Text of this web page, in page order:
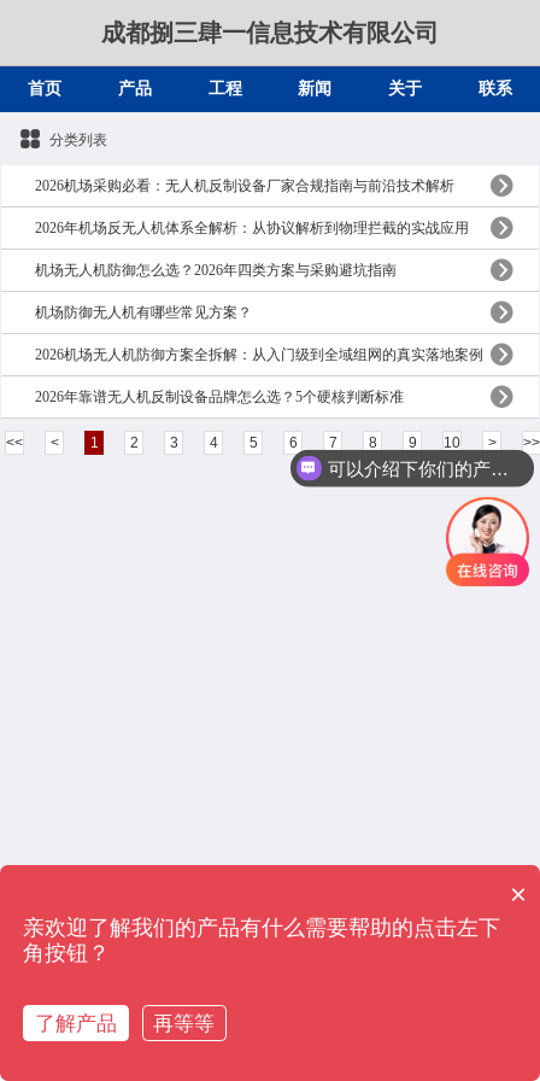
成都捌三肆一信息技术有限公司
首页 产品 工程 新闻 关于 联系
分类列表
2026机场采购必看：无人机反制设备厂家合规指南与前沿技术解析
2026年机场反无人机体系全解析：从协议解析到物理拦截的实战应用
机场无人机防御怎么选？2026年四类方案与采购避坑指南
机场防御无人机有哪些常见方案？
2026机场无人机防御方案全拆解：从入门级到全域组网的真实落地案例
2026年靠谱无人机反制设备品牌怎么选？5个硬核判断标准
<< < 1 2 3 4 5 6 7 8 9 10 > >>
可以介绍下你们的产品么
×
亲欢迎了解我们的产品有什么需要帮助的点击左下
角按钮？
了解产品
再等等
在线咨询